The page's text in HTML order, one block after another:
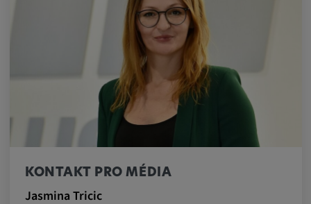
KONTAKT PRO MÉDIA
Jasmina Tricic